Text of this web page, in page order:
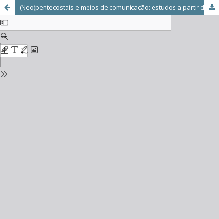
(Neo)pentecostais e meios de comunicação: estudos a partir da teoria crítica da sociedade